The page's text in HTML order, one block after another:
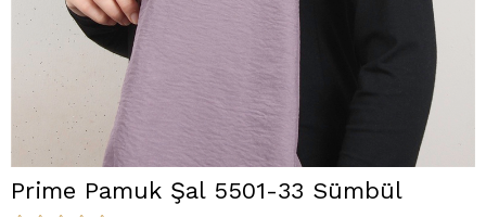
Prime Pamuk Şal 5501-33 Sümbül